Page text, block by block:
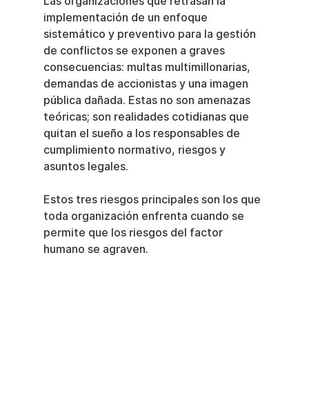
implementación de un enfoque
sistemático y preventivo para la gestión
de conflictos se exponen a graves
consecuencias: multas multimillonarias,
demandas de accionistas y una imagen
pública dañada. Estas no son amenazas
teóricas; son realidades cotidianas que
quitan el sueño a los responsables de
cumplimiento normativo, riesgos y
asuntos legales.
Estos tres riesgos principales son los que
toda organización enfrenta cuando se
permite que los riesgos del factor
humano se agraven.